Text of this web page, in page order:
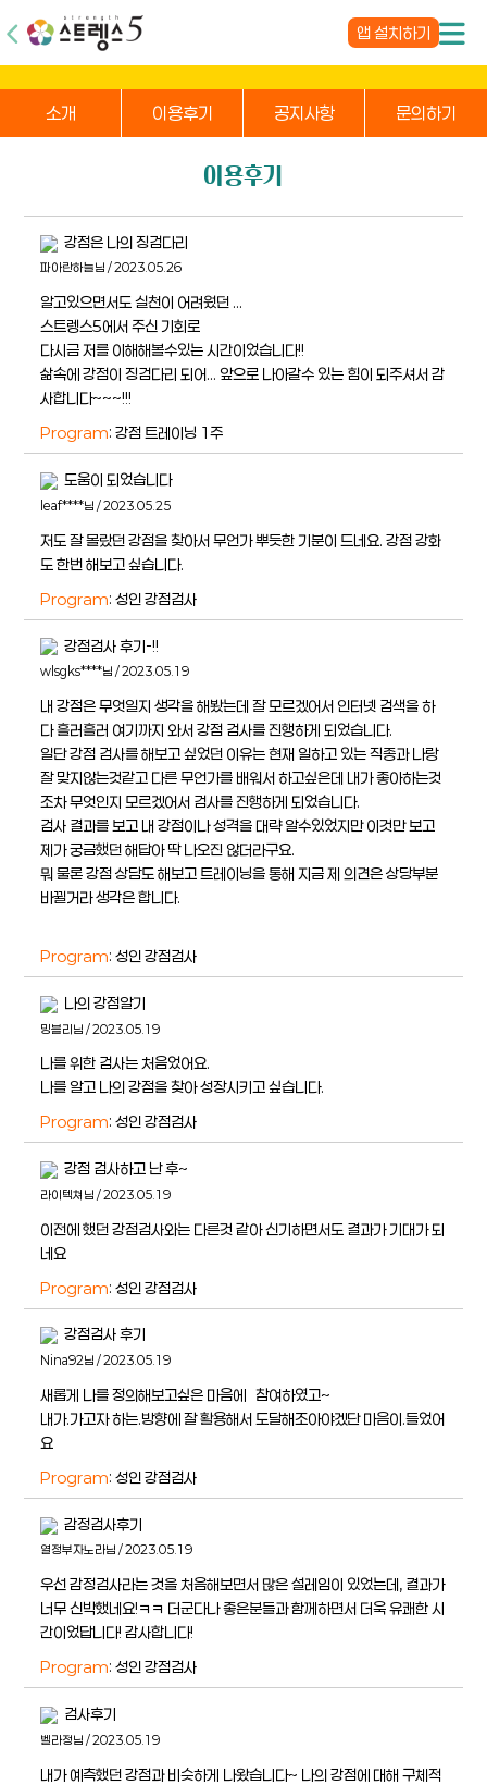
앱 설치하기
소개 이용후기 공지사항 문의하기
이용후기
강점은 나의 징검다리
파아란하늘님 / 2023.05.26
알고있으면서도 실천이 어려웠던 ...
스트렝스5에서 주신 기회로
다시금 저를 이해해볼수있는 시간이었습니다!!
삶속에 강점이 징검다리 되어... 앞으로 나아갈수 있는 힘이 되주셔서 감
사합니다~~~!!!
Program: 강점 트레이닝 1주
도움이 되었습니다
leaf****님 / 2023.05.25
저도 잘 몰랐던 강점을 찾아서 무언가 뿌듯한 기분이 드네요. 강점 강화
도 한번 해보고 싶습니다.
Program: 성인 강점검사
강점검사 후기-!!
wlsgks****님 / 2023.05.19
내 강점은 무엇일지 생각을 해봤는데 잘 모르겠어서 인터넷 검색을 하
다 흘러흘러 여기까지 와서 강점 검사를 진행하게 되었습니다.
일단 강점 검사를 해보고 싶었던 이유는 현재 일하고 있는 직종과 나랑
잘 맞지않는것같고 다른 무언가를 배워서 하고싶은데 내가 좋아하는것
조차 무엇인지 모르겠어서 검사를 진행하게 되었습니다.
검사 결과를 보고 내 강점이나 성격을 대략 알수있었지만 이것만 보고
제가 궁금했던 해답아 딱 나오진 않더라구요.
뭐 물론 강점 상담도 해보고 트레이닝을 통해 지금 제 의견은 상당부분
바뀔거라 생각은 합니다.
Program: 성인 강점검사
나의 강점알기
밍블리님 / 2023.05.19
나를 위한 검사는 처음었어요.
나를 알고 나의 강점을 찾아 성장시키고 싶습니다.
Program: 성인 강점검사
강점 검사하고 난 후~
라이텍쳐님 / 2023.05.19
이전에 했던 강점검사와는 다른것 같아 신기하면서도 결과가 기대가 되
네요
Program: 성인 강점검사
강점검사 후기
Nina92님 / 2023.05.19
새롭게 나를 정의해보고싶은 마음에 참여하였고~
내가.가고자 하는.방향에 잘 활용해서 도달해조아야겠단 마음이.들었어
요
Program: 성인 강점검사
감정검사후기
열정부자노라님 / 2023.05.19
우선 감정검사라는 것을 처음해보면서 많은 설레임이 있었는데, 결과가
너무 신박했네요!ㅋㅋ 더군다나 좋은분들과 함께하면서 더욱 유쾌한 시
간이었답니다! 감사합니다!
Program: 성인 강점검사
검사후기
벨라정님 / 2023.05.19
내가 예측했던 강점과 비슷하게 나왔습니다~ 나의 강점에 대해 구체적